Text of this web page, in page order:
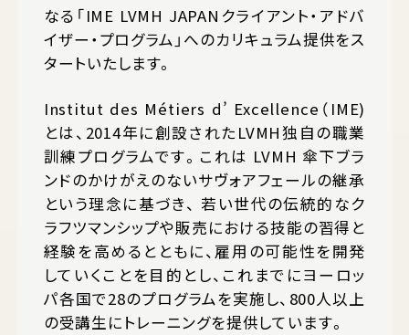
なる「IME LVMH JAPANクライアント・アドバ
イザー・プログラム」へのカリキュラム提供をス
タートいたします。
Institut des Métiers d’ Excellence（IME)
とは、2014年に創設されたLVMH独自の職業
訓練プログラムです。これは LVMH 傘下ブラ
ンドのかけがえのないサヴォアフェールの継承
という理念に基づき、 若い世代の伝統的なク
ラフツマンシップや販売における技能の習得と
経験を高めるとともに、雇用の可能性を開発
していくことを目的とし、これまでにヨーロッ
パ各国で28のプログラムを実施し、800人以上
の受講生にトレーニングを提供しています。